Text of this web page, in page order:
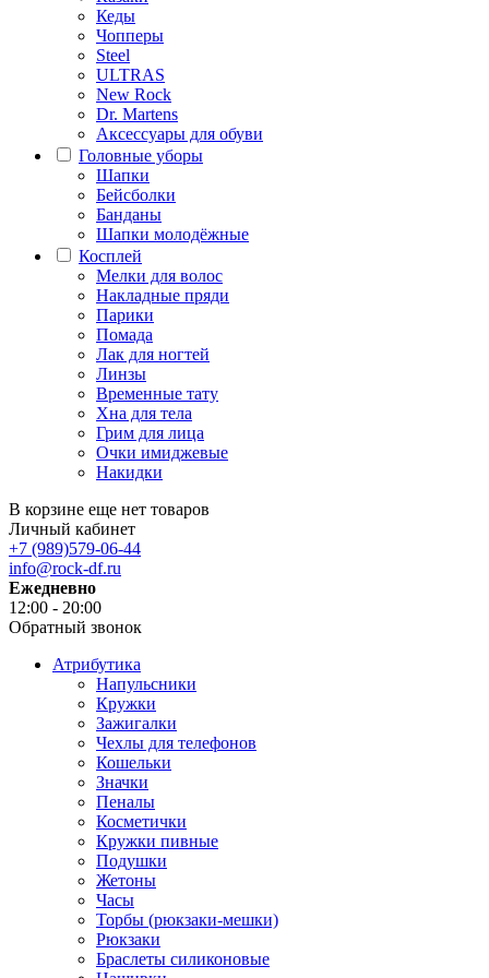
Кеды
Чопперы
Steel
ULTRAS
New Rock
Dr. Martens
Аксессуары для обуви
Головные уборы
Шапки
Бейсболки
Банданы
Шапки молодёжные
Косплей
Мелки для волос
Накладные пряди
Парики
Помада
Лак для ногтей
Линзы
Временные тату
Хна для тела
Грим для лица
Очки имиджевые
Накидки
В корзине еще нет товаров
Личный кабинет
+7 (989)579-06-44
info@rock-df.ru
Ежедневно
12:00 - 20:00
Обратный звонок
Атрибутика
Напульсники
Кружки
Зажигалки
Чехлы для телефонов
Кошельки
Значки
Пеналы
Косметички
Кружки пивные
Подушки
Жетоны
Часы
Торбы (рюкзаки-мешки)
Рюкзаки
Браслеты силиконовые